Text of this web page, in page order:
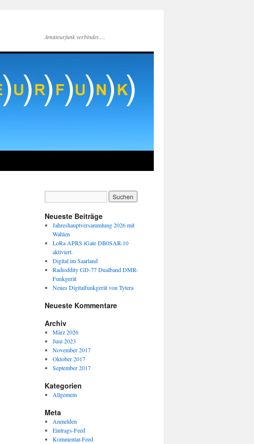
Amateurfunk verbindet….
Neueste Beiträge
Jahreshauptversammlung 2026 mit
Wahlen
LoRa APRS iGate DB0SAR-10
aktiviert.
Digital im Saarland
Radioddity GD-77 Dualband DMR-
Funkgerät
Neues Digitalfunkgerät von Tytera
Neueste Kommentare
Archiv
März 2026
Juni 2023
November 2017
Oktober 2017
September 2017
Kategorien
Allgemein
Meta
Anmelden
Eintrags-Feed
Kommentar-Feed